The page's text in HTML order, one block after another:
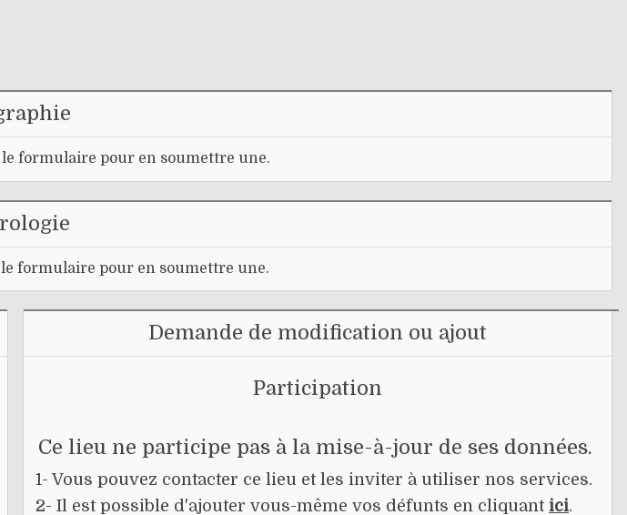
formulaire pour en soumettre une.
formulaire pour en soumettre une.
Demande de modification ou ajout
Participation
Ce lieu ne participe pas à la mise-à-jour de ses données.
1- Vous pouvez contacter ce lieu et les inviter à utiliser nos services.
2- Il est possible d'ajouter vous-même vos défunts en cliquant ici.